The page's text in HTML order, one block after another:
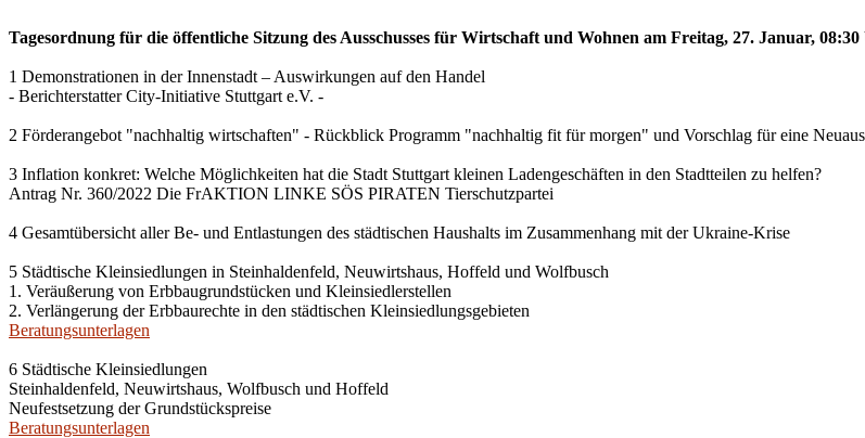
Tagesordnung für die öffentliche Sitzung des Ausschusses für Wirtschaft und Wohnen am Freitag, 27. Januar,
1 Demonstrationen in der Innenstadt – Auswirkungen auf den Handel
- Berichterstatter City-Initiative Stuttgart e.V. -
2 Förderangebot "nachhaltig wirtschaften" - Rückblick Programm "nachhaltig fit für morgen" und Vorschlag für eine
3 Inflation konkret: Welche Möglichkeiten hat die Stadt Stuttgart kleinen Ladengeschäften in den Stadtteilen zu helfen?
Antrag Nr. 360/2022 Die FrAKTION LINKE SÖS PIRATEN Tierschutzpartei
4 Gesamtübersicht aller Be- und Entlastungen des städtischen Haushalts im Zusammenhang mit der Ukraine-Krise
5 Städtische Kleinsiedlungen in Steinhaldenfeld, Neuwirtshaus, Hoffeld und Wolfbusch
1. Veräußerung von Erbbaugrundstücken und Kleinsiedlerstellen
2. Verlängerung der Erbbaurechte in den städtischen Kleinsiedlungsgebieten
Beratungsunterlagen
6 Städtische Kleinsiedlungen
Steinhaldenfeld, Neuwirtshaus, Wolfbusch und Hoffeld
Neufestsetzung der Grundstückspreise
Beratungsunterlagen